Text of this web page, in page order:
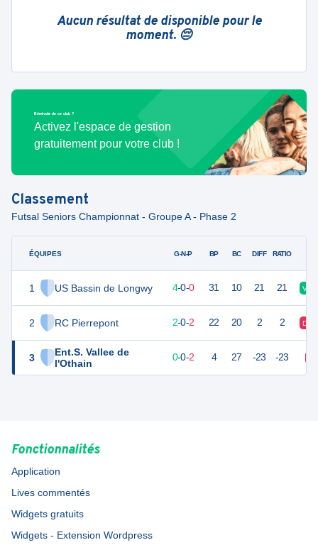
Aucun résultat de disponible pour le
moment. 😔
Bénévole de ce club ?
Activez l'espace de gestion
gratuitement pour votre club !
Classement
Futsal Seniors Championnat - Groupe A - Phase 2
ÉQUIPES
1 US Bassin de Longwy
2 RC Pierrepont
3
Ent.S. Vallee de
l'Othain
G-N-P BP BC DIFF RATIO
16 4 4-0-0 31 10 21 21 V
2-0-2 22 20 2 2 D
0 0-0-2 4 27 -23 -23
Fonctionnalités
Application
Lives commentés
Widgets gratuits
Widgets - Extension Wordpress